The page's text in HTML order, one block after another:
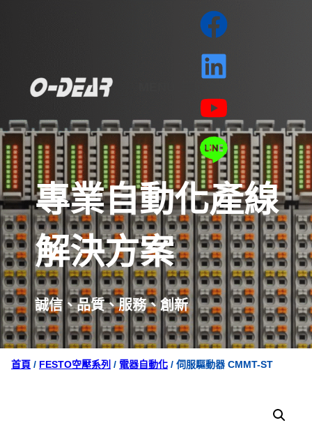
專業自動化產線
解決方案
誠信、品質、服務、創新
首頁 / FESTO空壓系列 / 電器自動化 / 伺服驅動器 CMMT-ST